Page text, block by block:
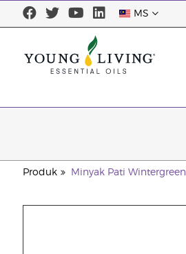
MS
Produk Minyak Pati Wintergreen